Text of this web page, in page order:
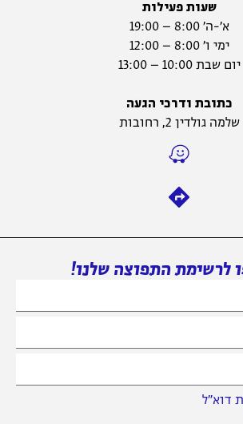
שעות פעילות
א׳-ה׳ 8:00 – 19:00
ימי ו׳ 8:00 – 12:00
יום שבת 10:00 – 13:00
כתובת ודרכי הגעה
שלמה גולדין 2, רחובות
לרשימת התפוצה שלנו!
דוא״ל